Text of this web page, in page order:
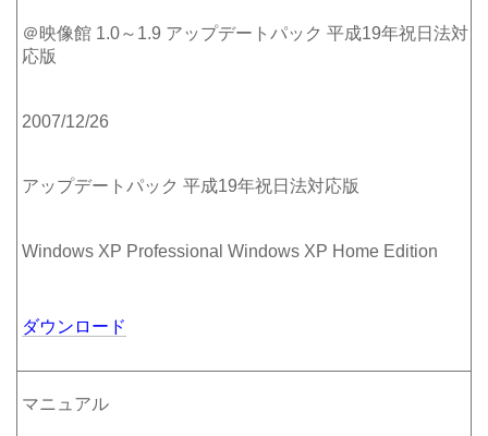
＠映像館 1.0～1.9 アップデートパック 平成19年祝日法対
応版
2007/12/26
アップデートパック 平成19年祝日法対応版
Windows XP Professional Windows XP Home Edition
ダウンロード
マニュアル